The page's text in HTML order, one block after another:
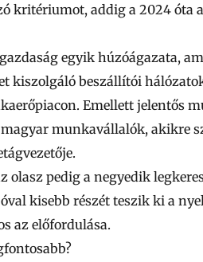
kritériumot, addig a 2024 óta
egyik húzóágazata,
kiszolgáló beszállítói
Emellett jelentős
munkavállalók, akikre
olasz pedig a negyedik
kisebb részét teszik ki a
az előfordulása.